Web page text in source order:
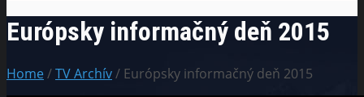
Európsky informačný deň 2015
Home/TV Archív/ Európsky informačný deň 2015